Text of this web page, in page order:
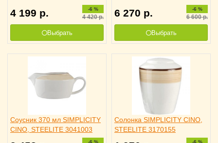
4 199 р. -6 %
4 420р.
Выбрать
6 270 р. -6 %
6 600р.
Выбрать
Соусник 370 мл SIMPLICITY
CINO, STEELITE 3041003
-6 %
Солонка SIMPLICITY CINO,
STEELITE 3170155
-6 %